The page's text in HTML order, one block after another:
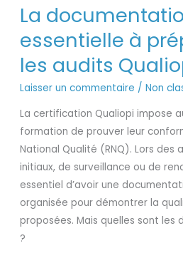
La
essentielle à
les audits
Laisser un commentaire / Non
La certification Qualiopi impose
formation de prouver leur
National Qualité (RNQ). Lors des
initiaux, de surveillance ou de
essentiel d’avoir une
organisée pour démontrer la
proposées. Mais quelles sont les
?
documentation
à
préparer
pour
audits
Qualiopi